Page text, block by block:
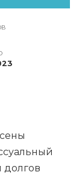
долгов